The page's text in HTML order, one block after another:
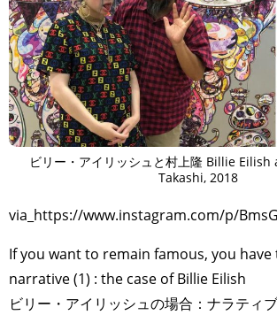
ビリー・アイリッシュと村上隆 Billie Eilish
Takashi, 2018
via_https://www.instagram.com/p/
If you want to remain famous, you
narrative (1) : the case of Billie Eilish
ビリー・アイリッシュの場合：ナラティ